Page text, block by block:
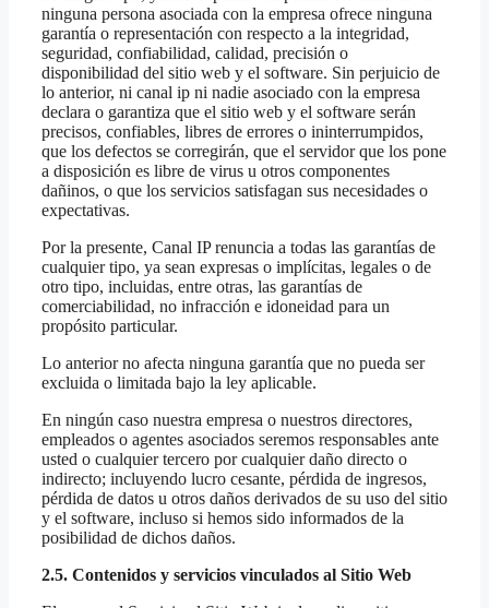
ninguna persona asociada con la empresa ofrece ninguna
garantía o representación con respecto a la integridad,
seguridad, confiabilidad, calidad, precisión o
disponibilidad del sitio web y el software. Sin perjuicio de
lo anterior, ni canal ip ni nadie asociado con la empresa
declara o garantiza que el sitio web y el software serán
precisos, confiables, libres de errores o ininterrumpidos,
que los defectos se corregirán, que el servidor que los pone
a disposición es libre de virus u otros componentes
dañinos, o que los servicios satisfagan sus necesidades o
expectativas.
Por la presente, Canal IP renuncia a todas las garantías de
cualquier tipo, ya sean expresas o implícitas, legales o de
otro tipo, incluidas, entre otras, las garantías de
comerciabilidad, no infracción e idoneidad para un
propósito particular.
Lo anterior no afecta ninguna garantía que no pueda ser
excluida o limitada bajo la ley aplicable.
En ningún caso nuestra empresa o nuestros directores,
empleados o agentes asociados seremos responsables ante
usted o cualquier tercero por cualquier daño directo o
indirecto; incluyendo lucro cesante, pérdida de ingresos,
pérdida de datos u otros daños derivados de su uso del sitio
y el software, incluso si hemos sido informados de la
posibilidad de dichos daños.
2.5. Contenidos y servicios vinculados al Sitio Web